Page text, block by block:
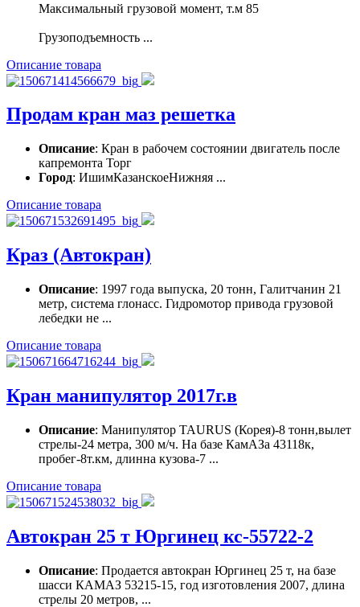
Максимальный грузовой момент, т.м 85
Грузоподъемность ...
Описание товара
Продам кран маз решетка
Описание: Кран в рабочем состоянии двигатель после
капремонта Торг
Город: ИшимКазанскоеНижняя ...
Описание товара
Краз (Автокран)
Описание: 1997 года выпуска, 20 тонн, Галитчанин 21
метр, система глонасс. Гидромотор привода грузовой
лебедки не ...
Описание товара
Кран манипулятор 2017г.в
Описание: Манипулятор TAURUS (Корея)-8 тонн,вылет
стрелы-24 метра, 300 м/ч. На базе КамАЗа 43118к,
пробег-8т.км, длинна кузова-7 ...
Описание товара
Автокран 25 т Юргинец кс-55722-2
Описание: Продается автокран Юргинец 25 т, на базе
шасси КАМАЗ 53215-15, год изготовления 2007, длина
стрелы 20 метров, ...